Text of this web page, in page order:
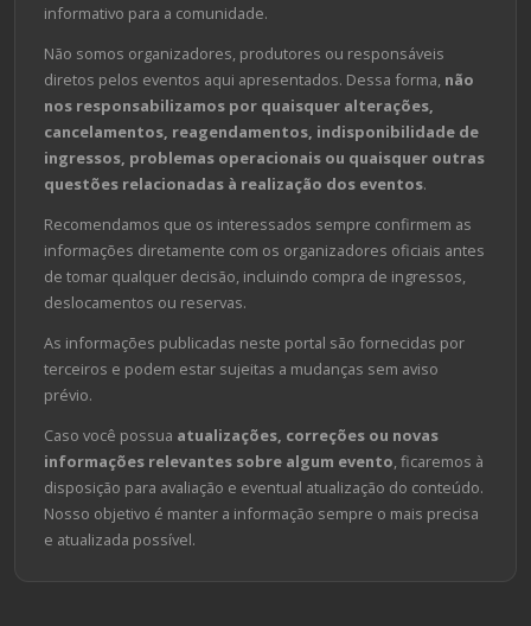
informativo para a comunidade.
Não somos organizadores, produtores ou responsáveis
diretos pelos eventos aqui apresentados. Dessa forma, não
nos responsabilizamos por quaisquer alterações,
cancelamentos, reagendamentos, indisponibilidade de
ingressos, problemas operacionais ou quaisquer outras
questões relacionadas à realização dos eventos.
Recomendamos que os interessados sempre confirmem as
informações diretamente com os organizadores oficiais antes
de tomar qualquer decisão, incluindo compra de ingressos,
deslocamentos ou reservas.
As informações publicadas neste portal são fornecidas por
terceiros e podem estar sujeitas a mudanças sem aviso
prévio.
Caso você possua atualizações, correções ou novas
informações relevantes sobre algum evento, ficaremos à
disposição para avaliação e eventual atualização do conteúdo.
Nosso objetivo é manter a informação sempre o mais precisa
e atualizada possível.